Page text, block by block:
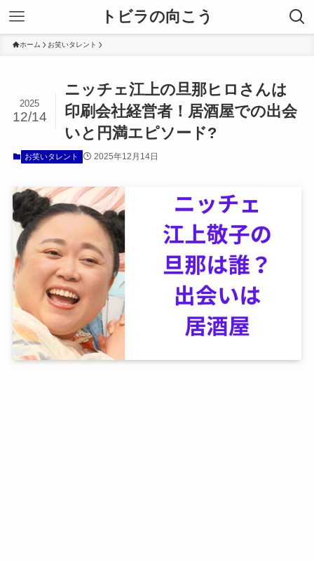
トビラの向こう
ホーム お笑いタレント
ニッチェ江上の旦那ヒロさんは
印刷会社経営者！居酒屋での出会
いと円満エピソード?
2025
12/14
お笑いタレント 2025年12月14日